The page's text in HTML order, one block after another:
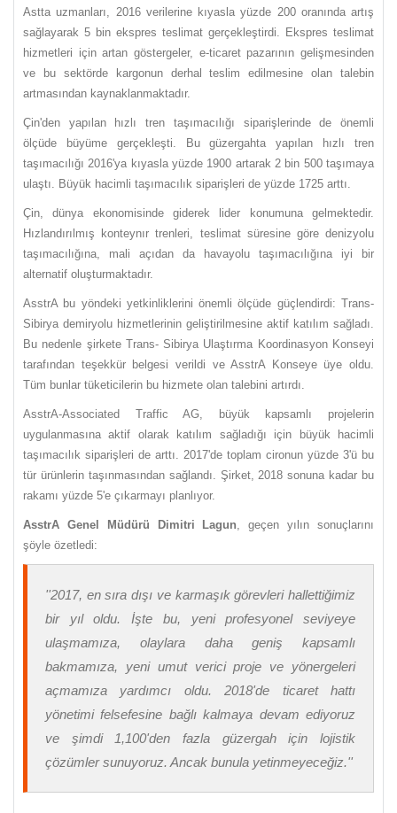
Astta uzmanları, 2016 verilerine kıyasla yüzde 200 oranında artış
sağlayarak 5 bin ekspres teslimat gerçekleştirdi. Ekspres teslimat
hizmetleri için artan göstergeler, e-ticaret pazarının gelişmesinden
ve bu sektörde kargonun derhal teslim edilmesine olan talebin
artmasından kaynaklanmaktadır.
Çin'den yapılan hızlı tren taşımacılığı siparişlerinde de önemli
ölçüde büyüme gerçekleşti. Bu güzergahta yapılan hızlı tren
taşımacılığı 2016'ya kıyasla yüzde 1900 artarak 2 bin 500 taşımaya
ulaştı. Büyük hacimli taşımacılık siparişleri de yüzde 1725 arttı.
Çin, dünya ekonomisinde giderek lider konumuna gelmektedir.
Hızlandırılmış konteynır trenleri, teslimat süresine göre denizyolu
taşımacılığına, mali açıdan da havayolu taşımacılığına iyi bir
alternatif oluşturmaktadır.
AsstrA bu yöndeki yetkinliklerini önemli ölçüde güçlendirdi: Trans-
Sibirya demiryolu hizmetlerinin geliştirilmesine aktif katılım sağladı.
Bu nedenle şirkete Trans- Sibirya Ulaştırma Koordinasyon Konseyi
tarafından teşekkür belgesi verildi ve AsstrA Konseye üye oldu.
Tüm bunlar tüketicilerin bu hizmete olan talebini artırdı.
AsstrA-Associated Traffic AG, büyük kapsamlı projelerin
uygulanmasına aktif olarak katılım sağladığı için büyük hacimli
taşımacılık siparişleri de arttı. 2017'de toplam cironun yüzde 3'ü bu
tür ürünlerin taşınmasından sağlandı. Şirket, 2018 sonuna kadar bu
rakamı yüzde 5'e çıkarmayı planlıyor.
AsstrA Genel Müdürü Dimitri Lagun, geçen yılın sonuçlarını
şöyle özetledi:
''2017, en sıra dışı ve karmaşık görevleri hallettiğimiz
bir yıl oldu. İşte bu, yeni profesyonel seviyeye
ulaşmamıza, olaylara daha geniş kapsamlı
bakmamıza, yeni umut verici proje ve yönergeleri
açmamıza yardımcı oldu. 2018'de ticaret hattı
yönetimi felsefesine bağlı kalmaya devam ediyoruz
ve şimdi 1,100'den fazla güzergah için lojistik
çözümler sunuyoruz. Ancak bunula yetinmeyeceğiz.''